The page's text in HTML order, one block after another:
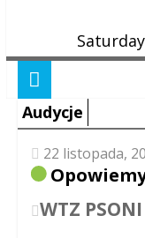
Audycje
22 listopada,
WTZ